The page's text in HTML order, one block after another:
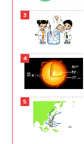
3
4
5